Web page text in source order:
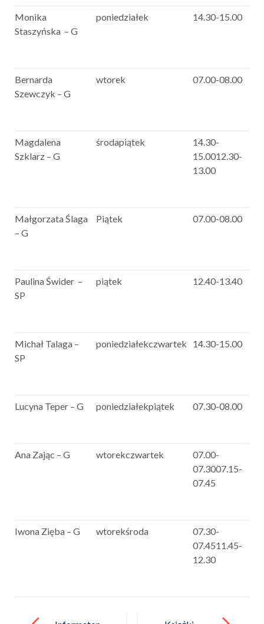
Monika
Staszyńska – G
poniedziałek 14.30-15.00
Bernarda
Szewczyk – G
wtorek 07.00-08.00
Magdalena
Szklarz – G
środapiątek
14.30-
15.0012.30-
13.00
Małgorzata Ślaga
– G
Piątek 07.00-08.00
Paulina Świder –
SP
piątek 12.40-13.40
Michał Talaga –
SP
poniedziałekczwartek 14.30-15.00
Lucyna Teper – G poniedziałekpiątek 07.30-08.00
Ana Zając – G wtorekczwartek
07.00-
07.3007.15-
07.45
Iwona Zięba – G wtorekśroda
07.30-
07.4511.45-
12.30
navigation